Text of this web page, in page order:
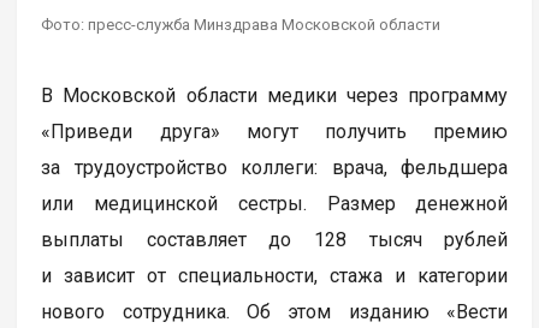
Фото: пресс-служба Минздрава Московской области
В Московской области медики через программу
«Приведи друга» могут получить премию
за трудоустройство коллеги: врача, фельдшера
или медицинской сестры. Размер денежной
выплаты составляет до 128 тысяч рублей
и зависит от специальности, стажа и категории
нового сотрудника. Об этом изданию «Вести